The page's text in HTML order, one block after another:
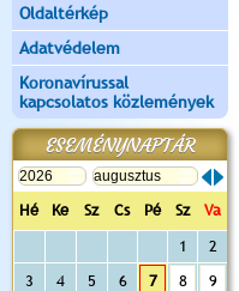
Oldaltérkép
Adatvédelem
Koronavírussal
kapcsolatos közlemények
ESEMÉNYNAPTÁR
Hé Ke Sz Cs Pé Sz
Va
1
2
3
4 5 6 7 8 9